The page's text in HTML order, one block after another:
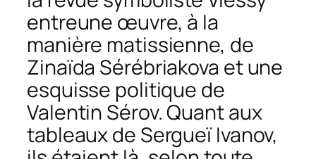
entreune œuvre, à la
manière matissienne, de
Zinaïda Sérébriakova et une
esquisse politique de
Valentin Sérov. Quant aux
tableaux de Sergueï Ivanov,